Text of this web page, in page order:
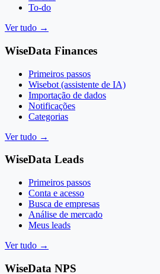
To-do
Ver tudo →
WiseData Finances
Primeiros passos
Wisebot (assistente de IA)
Importação de dados
Notificações
Categorias
Ver tudo →
WiseData Leads
Primeiros passos
Conta e acesso
Busca de empresas
Análise de mercado
Meus leads
Ver tudo →
WiseData NPS